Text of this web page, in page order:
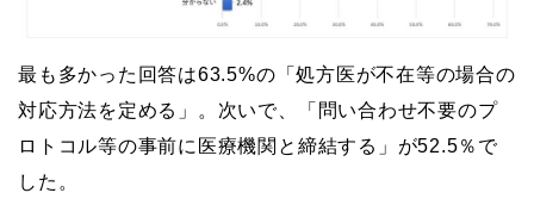
最も多かった回答は63.5%の「処方医が不在等の場合の
対応方法を定める」。次いで、「問い合わせ不要のプ
ロトコル等の事前に医療機関と締結する」が52.5％で
した。